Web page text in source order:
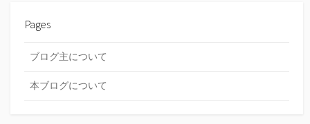
Pages
ブログ主について
本ブログについて